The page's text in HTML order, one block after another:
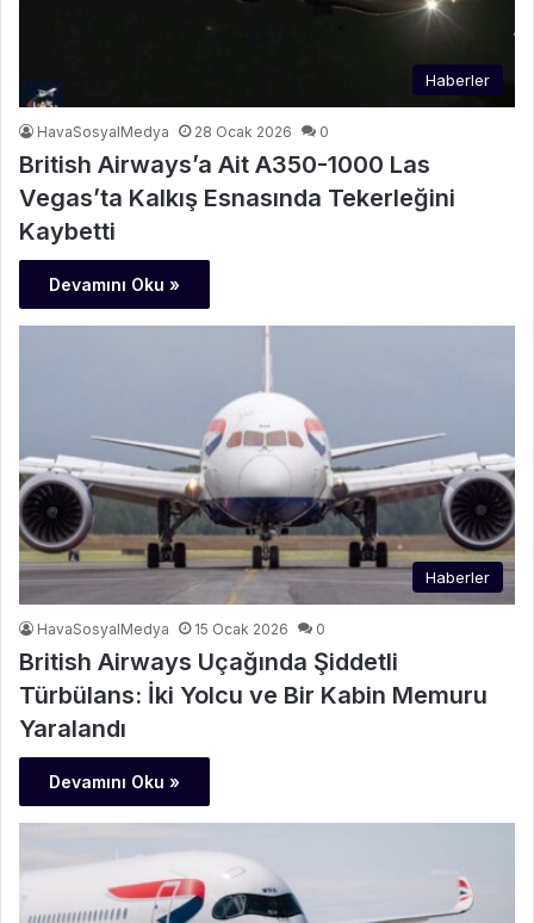
Haberler
HavaSosyalMedya 28 Ocak 2026 0
British Airways’a Ait A350-1000 Las
Vegas’ta Kalkış Esnasında Tekerleğini
Kaybetti
Devamını Oku »
Haberler
HavaSosyalMedya 15 Ocak 2026 0
British Airways Uçağında Şiddetli
Türbülans: İki Yolcu ve Bir Kabin Memuru
Yaralandı
Devamını Oku »